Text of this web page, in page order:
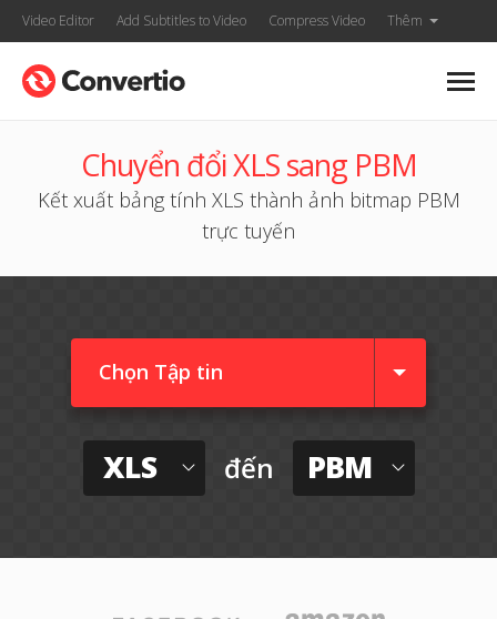
Video Editor Add Subtitles to Video Compress Video Thêm
Chuyển đổi XLS sang PBM
Kết xuất bảng tính XLS thành ảnh bitmap PBM
trực tuyến
Chọn Tập tin
XLS đến PBM